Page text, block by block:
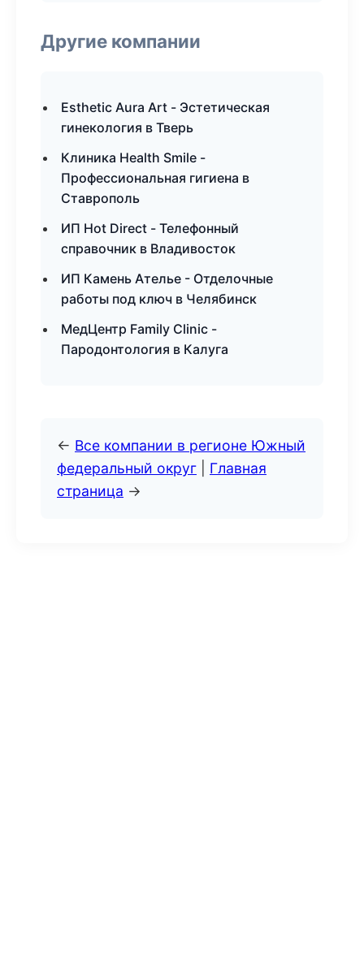
Другие компании
Esthetic Aura Art - Эстетическая
гинекология в Тверь
Клиника Health Smile -
Профессиональная гигиена в
Ставрополь
ИП Hot Direct - Телефонный
справочник в Владивосток
ИП Камень Ателье - Отделочные
работы под ключ в Челябинск
МедЦентр Family Clinic -
Пародонтология в Калуга
← Все компании в регионе Южный
федеральный округ
Главная
страница →